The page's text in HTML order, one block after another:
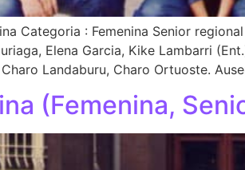
Categoria : Femenina Senior
Elena Garcia, Kike Lambarri
Landaburu, Charo Ortuoste.
(Femenina,